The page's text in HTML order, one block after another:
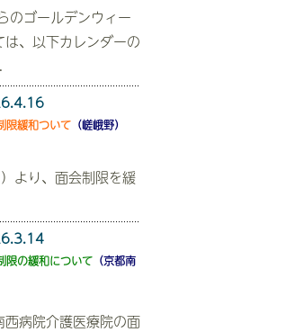
のゴールデンウィー
、以下カレンダーの
限緩和ついて （嵯峨野）
より、面会制限を緩
限の緩和について （京都南
病院介護医療院の面